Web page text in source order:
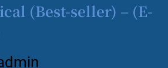
(Best-seller) – (E-